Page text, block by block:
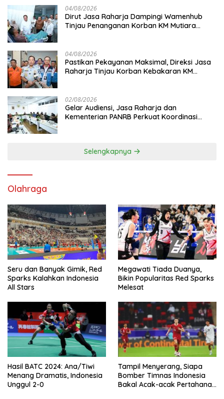
04/08/2026
Dirut Jasa Raharja Dampingi Wamenhub
Tinjau Penanganan Korban KM Mutiara
04/08/2026
Pastikan Pekayanan Maksimal, Direksi Jasa
Raharja Tinjau Korban Kebakaran KM
02/08/2026
Gelar Audiensi, Jasa Raharja dan
Kementerian PANRB Perkuat Koordinasi
Selengkapnya
Olahraga
Seru dan Banyak Gimik, Red
Sparks Kalahkan Indonesia
All Stars
Megawati Tiada Duanya,
Bikin Popularitas Red Sparks
Melesat
Hasil BATC 2024: Ana/Tiwi
Menang Dramatis, Indonesia
Unggul 2-0
Tampil Menyerang, Siapa
Bomber Timnas Indonesia
Bakal Acak-acak Pertahanan